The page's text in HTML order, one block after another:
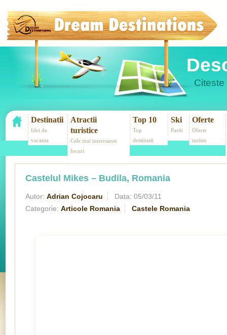
Destinatii
Idei de
vacanta
Atractii
turistice
Cele mai interesante
locuri
Top 10
Top
destinatii
Ski
Partii
Oferte
Oferte
turism
Castelul Mikes – Budila, Romania
Autor: Adrian Cojocaru Data: 05/03/11
Categorie: Articole Romania Castele Romania